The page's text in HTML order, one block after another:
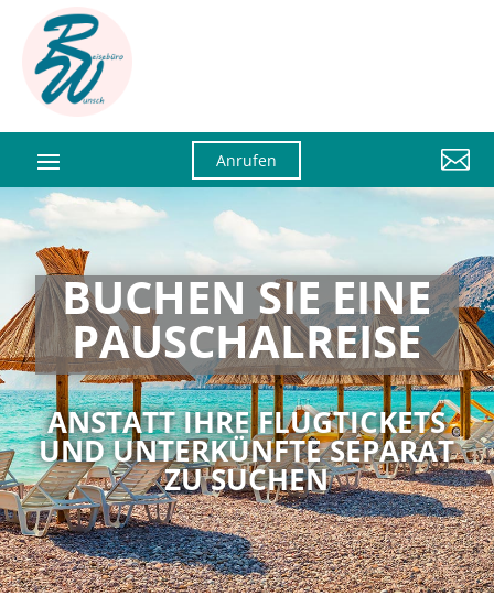
Anrufen 
BUCHEN SIE EINE
PAUSCHAL­­REISE
ANSTATT IHRE FLUGTICKETS
UND UNTERKÜNFTE SEPARAT
ZU SUCHEN